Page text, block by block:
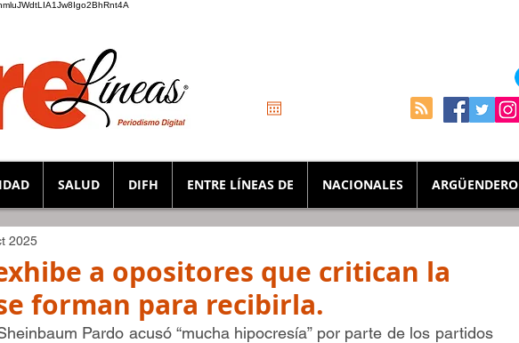
SALUD DIFH ENTRE LÍNEAS DE NACIONALES ARGÜENDERO
a opositores que critican la
forman para recibirla.
2025
Pardo acusó “mucha hipocresía” por parte de los partidos